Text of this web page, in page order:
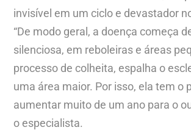
invisível em um ciclo e devastador
“De modo geral, a doença começa
silenciosa, em reboleiras e áreas
processo de colheita, espalha o
uma área maior. Por isso, ela tem o
aumentar muito de um ano para o
o especialista.